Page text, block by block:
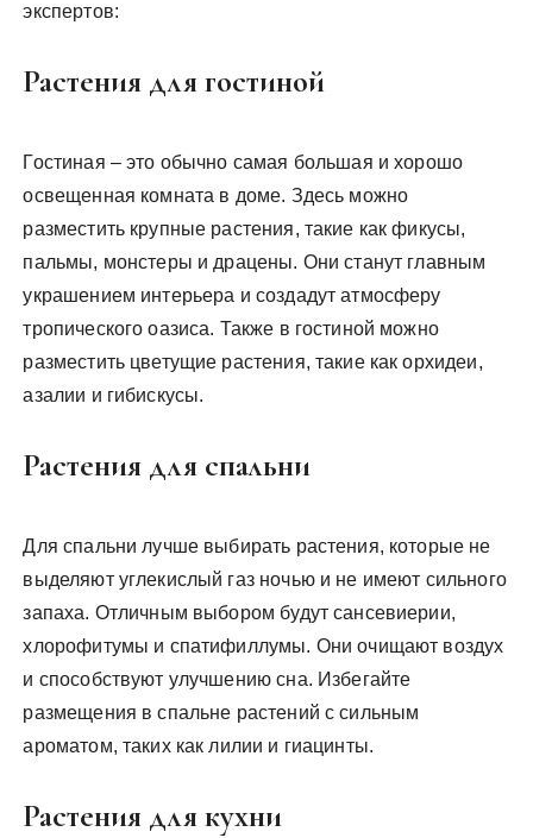
экспертов:
Растения для гостиной
Гостиная – это обычно самая большая и хорошо
освещенная комната в доме. Здесь можно
разместить крупные растения, такие как фикусы,
пальмы, монстеры и драцены. Они станут главным
украшением интерьера и создадут атмосферу
тропического оазиса. Также в гостиной можно
разместить цветущие растения, такие как орхидеи,
азалии и гибискусы.
Растения для спальни
Для спальни лучше выбирать растения, которые не
выделяют углекислый газ ночью и не имеют сильного
запаха. Отличным выбором будут сансевиерии,
хлорофитумы и спатифиллумы. Они очищают воздух
и способствуют улучшению сна. Избегайте
размещения в спальне растений с сильным
ароматом, таких как лилии и гиацинты.
Растения для кухни